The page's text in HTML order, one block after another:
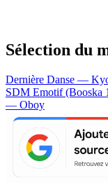
Sélection du
Dernière Danse —
SDM Emotif
— Oboy